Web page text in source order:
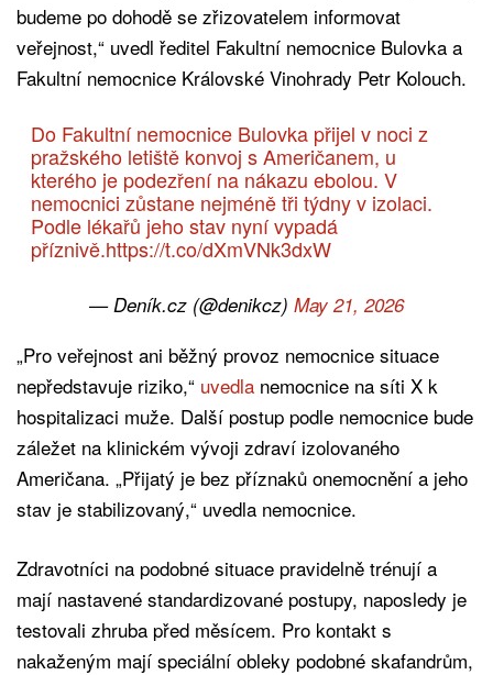
budeme po dohodě se zřizovatelem informovat
veřejnost,“ uvedl ředitel Fakultní nemocnice Bulovka a
Fakultní nemocnice Královské Vinohrady Petr Kolouch.
Do Fakultní nemocnice Bulovka přijel v noci z
pražského letiště konvoj s Američanem, u
kterého je podezření na nákazu ebolou. V
nemocnici zůstane nejméně tři týdny v izolaci.
Podle lékařů jeho stav nyní vypadá
příznivě.https://t.co/dXmVNk3dxW
— Deník.cz (@denikcz) May 21, 2026
„Pro veřejnost ani běžný provoz nemocnice situace
nepředstavuje riziko,“ uvedla nemocnice na síti X k
hospitalizaci muže. Další postup podle nemocnice bude
záležet na klinickém vývoji zdraví izolovaného
Američana. „Přijatý je bez příznaků onemocnění a jeho
stav je stabilizovaný,“ uvedla nemocnice.
Zdravotníci na podobné situace pravidelně trénují a
mají nastavené standardizované postupy, naposledy je
testovali zhruba před měsícem. Pro kontakt s
nakaženým mají speciální obleky podobné skafandrům,